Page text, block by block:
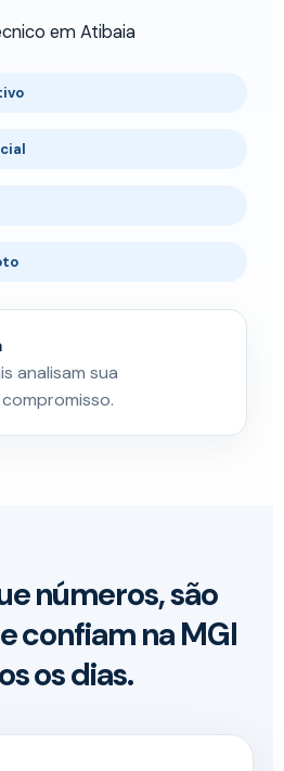
em Atibaia
analisam sua
números, são
confiam na MGI
os dias.